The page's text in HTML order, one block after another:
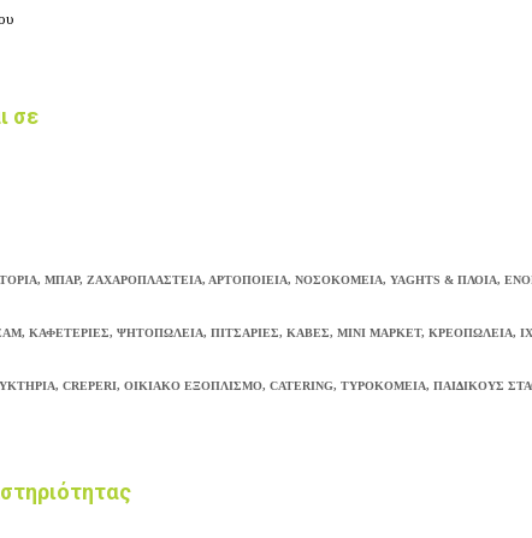
σε
ΜΠΑΡ, ΖΑΧΑΡΟΠΛΑΣΤΕΙΑ, ΑΡΤΟΠΟΙΕΙΑ, ΝΟΣΟΚΟΜΕΙΑ, YAGHTS & ΠΛΟΙΑ,
ΚΑΦΕΤΕΡΙΕΣ, ΨΗΤΟΠΩΛΕΙΑ, ΠΙΤΣΑΡΙΕΣ, ΚΑΒΕΣ, ΜΙΝΙ ΜΑΡΚΕΤ, ΚΡΕΟΠΩΛΕΙΑ,
CREPERI, ΟΙΚΙΑΚΟ ΕΞΟΠΛΙΣΜΟ, CATERING, ΤΥΡΟΚΟΜΕΙΑ, ΠΑΙΔΙΚΟΥΣ